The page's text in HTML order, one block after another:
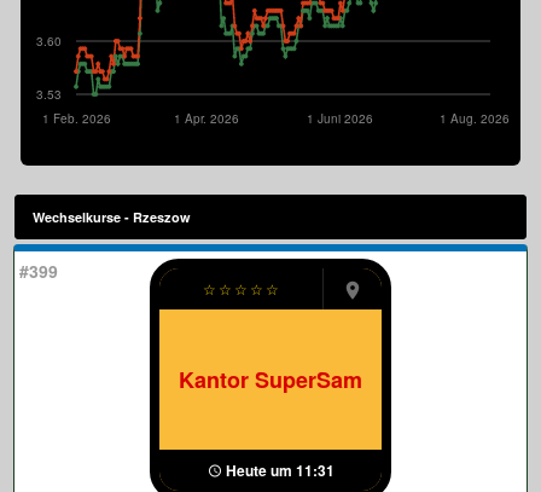
3.53
3.60
1 Aug. 2026
1 Juni 2026
1 Apr. 2026
1 Feb. 2026
Wechselkurse - Rzeszow
#399
☆
☆
☆
☆
☆
Kantor SuperSam
Heute um 11:31